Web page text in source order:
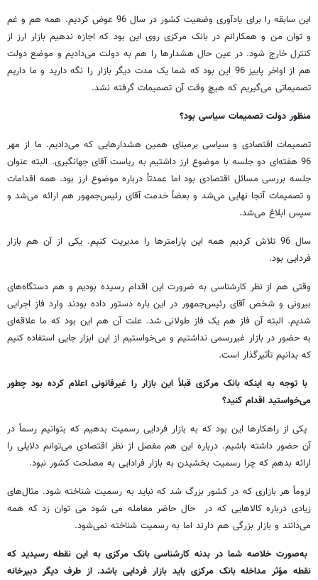
این سابقه را برای یادآوری وضعیت کشور در سال 96 عوض کردیم. همه هم و غم
و توان من و همکارانم در بانک مرکزی روی این بود که اجازه ندهیم بازار ارز از
کنترل خارج شود. در عین حال هشدارها را هم به دولت می‌دادیم و موضع دولت
هم از اواخر پاییز 96 این بود که شما یک مدت دیگر بازار را نگه دارید و ما داریم
تصمیماتی می‌گیریم که هیچ وقت آن تصمیمات گرفته نشد.
منظور دولت تصمیمات سیاسی بود؟
تصمیمات اقتصادی و سیاسی برمبنای همین هشدارهایی که می‌دادیم. ما از مهر
96 هفته‌ای دو جلسه با موضوع ارز داشتیم به ریاست آقای جهانگیری. البته عنوان
جلسه بررسی مسائل اقتصادی بود اما عمدتاً درباره موضوع ارز بود. همه اقدامات
و تصمیمات آنجا نهایی می‌شد و بعضاً خدمت آقای رئیس‌جمهور هم ارائه می‌شد و
سپس ابلاغ می‌شد.
سال 96 تلاش کردیم همه این پارامترها را مدیریت کنیم. یکی از آن هم بازار
فردایی بود.
وقتی هم از نظر کارشناسی به ضرورت این اقدام رسیده بودیم و هم دستگاه‌های
بیرونی و شخص آقای رئیس‌جمهور در این باره دستور داده بودند وارد فاز اجرایی
شدیم. البته آن فاز هم یک فاز طولانی شد. علت آن هم این بود که ما علاقه‌ای
به حضور در بازار غیررسمی نداشتیم و می‌خواستیم از این ابزار جایی استفاده کنیم
که بدانیم تأثیرگذار است.
با توجه به اینکه بانک مرکزی قبلاً این بازار را غیرقانونی اعلام کرده بود چطور
می‌خواستید اقدام کنید؟
یکی از راهکارها این بود که به بازار فردایی رسمیت بدهیم که بتوانیم رسماً در
آن حضور داشته باشیم. درباره این هم مفصل از نظر اقتصادی می‌توانم دلایلی را
ارائه بدهم که چرا رسمیت بخشیدن به بازار فرادایی به مصلحت کشور نبود.
لزوماً هر بازاری که در کشور بزرگ شد که نباید به رسمیت شناخته شود. مثال‌های
زیادی درباره کالاهایی که در حال حاضر معامله می شود می توان زد که همه
می‌دانند و بازار بزرگی هم دارند اما به رسمیت شناخته نمی‌شود.
به‌صورت خلاصه شما در بدنه کارشناسی بانک مرکزی به این نقطه رسیدید که
نقطه مؤثر مداخله بانک مرکزی باید بازار فردایی باشد. از طرف دیگر دبیرخانه